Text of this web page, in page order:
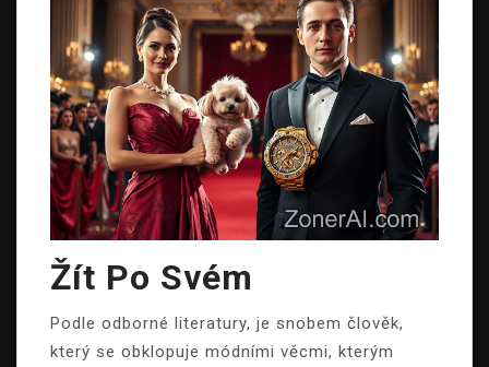
Žít Po Svém
Podle odborné literatury, je snobem člověk,
který se obklopuje módními věcmi, kterým